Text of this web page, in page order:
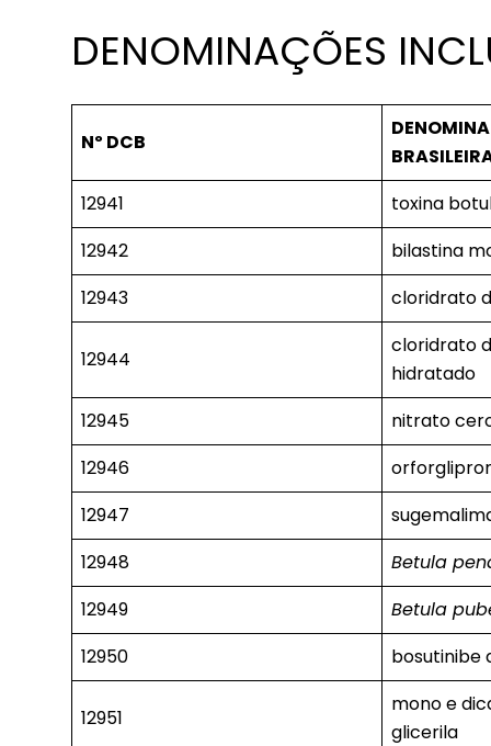
DENOMINAÇÕES
Nº DCB
12941
toxina
12942
bilastina
12943
cloridrato
12944
cloridrato
hidratado
12945
nitrato
12946
12947
12948
Betula
12949
Betula
12950
bosutinibe
12951
mono e
glicerila